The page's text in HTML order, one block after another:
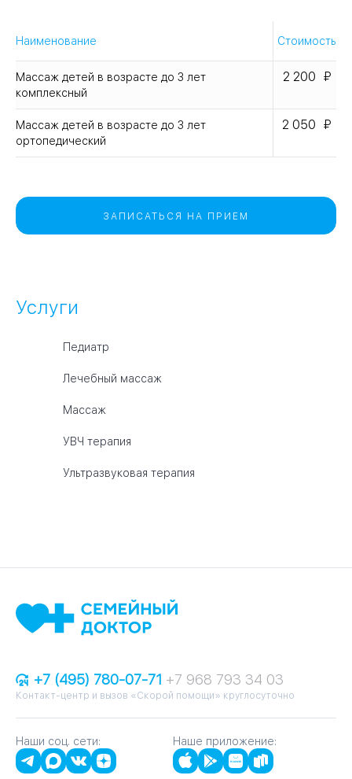
Наименование Стоимость
Массаж детей в возрасте до 3 лет
комплексный
2 200
Массаж детей в возрасте до 3 лет
ортопедический
2 050
ЗАПИСАТЬСЯ НА ПРИЕМ
Услуги
Педиатр
Лечебный массаж
Массаж
УВЧ терапия
Ультразвуковая терапия
+7 (495) 780-07-71 +7 968 793 34 03
Контакт-центр и вызов «Скорой помощи» круглосуточно
Наши соц. сети: Наше приложение: